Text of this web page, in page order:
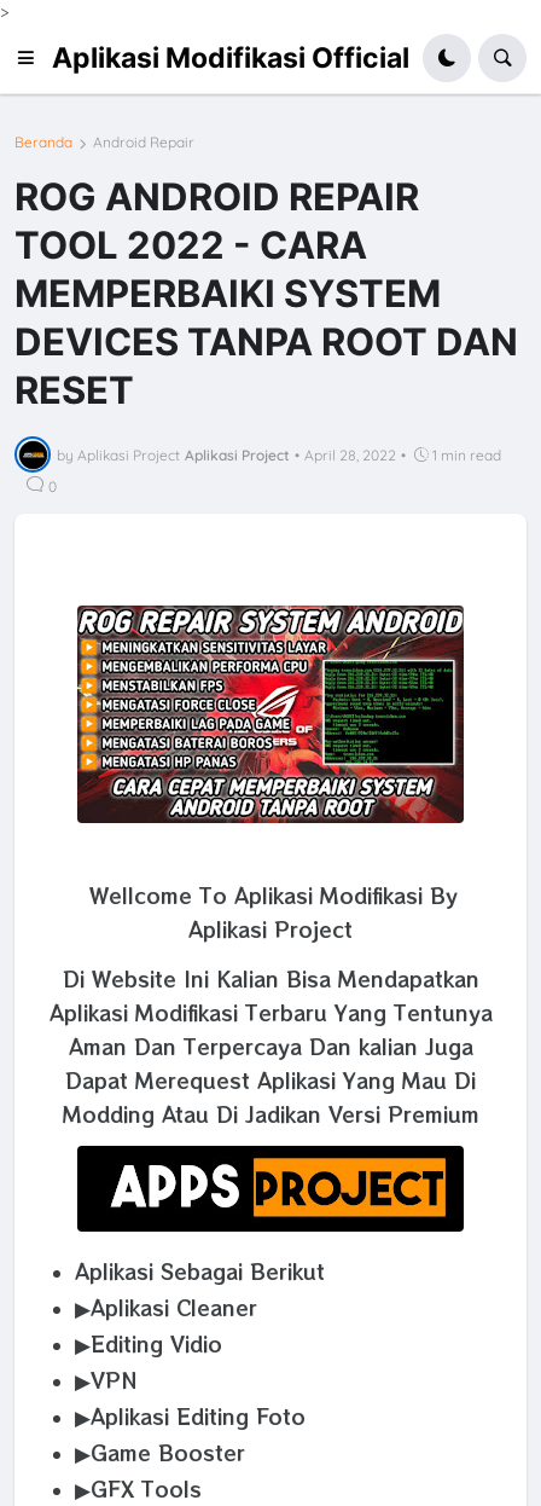
>
Aplikasi Modifikasi Official
Beranda Android Repair
ROG ANDROID REPAIR
TOOL 2022 - CARA
MEMPERBAIKI SYSTEM
DEVICES TANPA ROOT DAN
RESET
by Aplikasi Project Aplikasi Project • April 28, 2022 •
1 min read
0
Wellcome To Aplikasi Modifikasi By
Aplikasi Project
Di Website Ini Kalian Bisa Mendapatkan
Aplikasi Modifikasi Terbaru Yang Tentunya
Aman Dan Terpercaya Dan kalian Juga
Dapat Merequest Aplikasi Yang Mau Di
Modding Atau Di Jadikan Versi Premium
Aplikasi Sebagai Berikut
▶Aplikasi Cleaner
▶Editing Vidio
▶VPN
▶Aplikasi Editing Foto
▶Game Booster
▶GFX Tools